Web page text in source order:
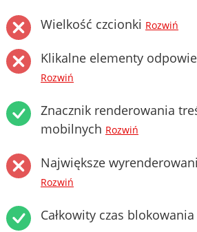
Wielkość czcionki Rozwiń
Klikalne elementy
Rozwiń
Znacznik renderowania
mobilnych Rozwiń
Największe
Rozwiń
Całkowity czas blokowania